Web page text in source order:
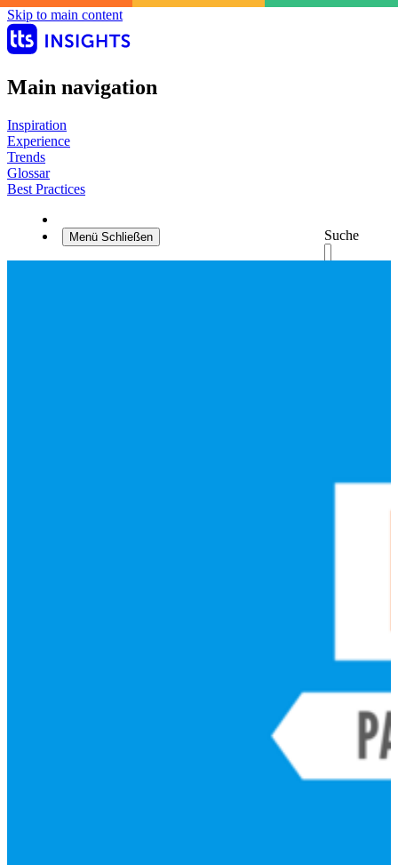
Skip to main content
Main navigation
Inspiration
Experience
Trends
Glossar
Best Practices
Suche
Menü Schließen